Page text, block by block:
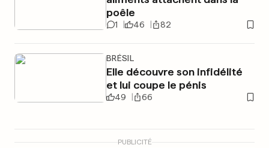
poêle
1 46 82
BRÉSIL
Elle découvre son infidélité
et lui coupe le pénis
49 66
PUBLICITÉ